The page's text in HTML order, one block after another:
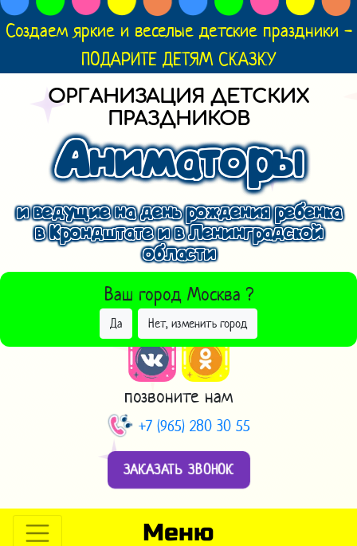
Создаем яркие и веселые детские праздники -
ПОДАРИТЕ ДЕТЯМ СКАЗКУ
ОРГАНИЗАЦИЯ ДЕТСКИХ
ПРАЗДНИКОВ
Аниматоры
и ведущие на день рождения ребенка
в Крондштате и в Ленинградской
области
Ваш город Москва ?
Да Нет, изменить город
ВЫБРАТЬ ДРУГОЙ ГОРОД
позвоните нам
+7 (965) 280 30 55
ЗАКАЗАТЬ ЗВОНОК
Меню